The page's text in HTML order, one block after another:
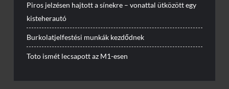
Piros jelzésen hajtott a sínekre – vonattal ütközött egy
kisteherautó
Burkolatjelfestési munkák kezdődnek
Toto ismét lecsapott az M1-esen